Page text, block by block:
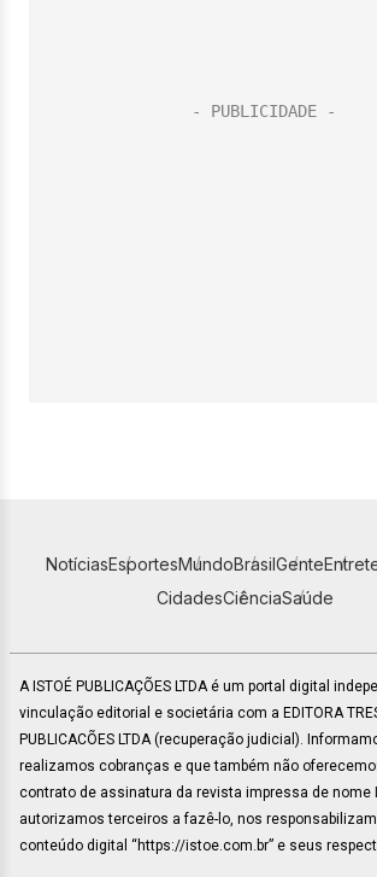
NotíciasEsportesMundoBrasilGente
CidadesCiênciaSaúde
A ISTOÉ PUBLICAÇÕES LTDA é um portal digital
vinculação editorial e societária com a EDITORA
PUBLICACÕES LTDA (recuperação judicial).
realizamos cobranças e que também não
contrato de assinatura da revista impressa de nome
autorizamos terceiros a fazê-lo, nos
conteúdo digital “https://istoe.com.br” e seus